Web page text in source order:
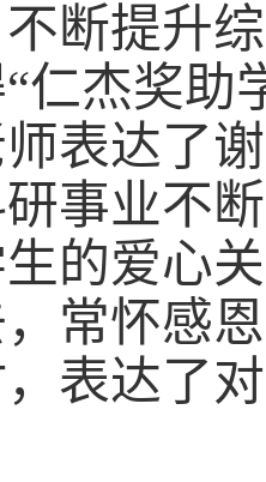
断提升
仁杰奖助
表达了
事业不
的爱心
常怀感
表达了